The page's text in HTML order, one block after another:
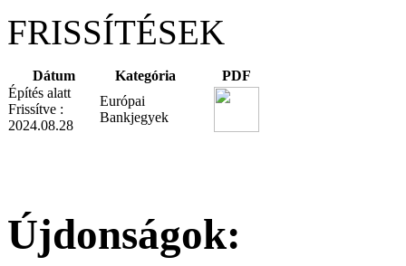
FRISSÍTÉSEK
Dátum Kategória
PDF
Építés alatt
Frissítve :
2024.08.28
Európai
Bankjegyek
Újdonságok: